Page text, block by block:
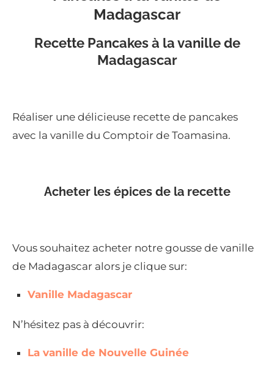
Madagascar
Recette Pancakes à la vanille de
Madagascar
Réaliser une délicieuse recette de pancakes
avec la vanille du Comptoir de Toamasina.
Acheter les épices de la recette
Vous souhaitez acheter notre gousse de vanille
de Madagascar alors je clique sur:
Vanille Madagascar
N’hésitez pas à découvrir:
La vanille de Nouvelle Guinée